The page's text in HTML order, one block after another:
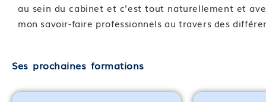
Compétence 08 : La prévention secondaire des IST
Module 23 : Le traitement d’urgence post exposition
Module 26 : Prévenir les infections génitales hautes
Compétence 09 : Orientation de la patiente dans le
au sein du cabinet et c'est tout naturellement et
mon savoir-faire professionnels au travers des
Ses prochaines formations